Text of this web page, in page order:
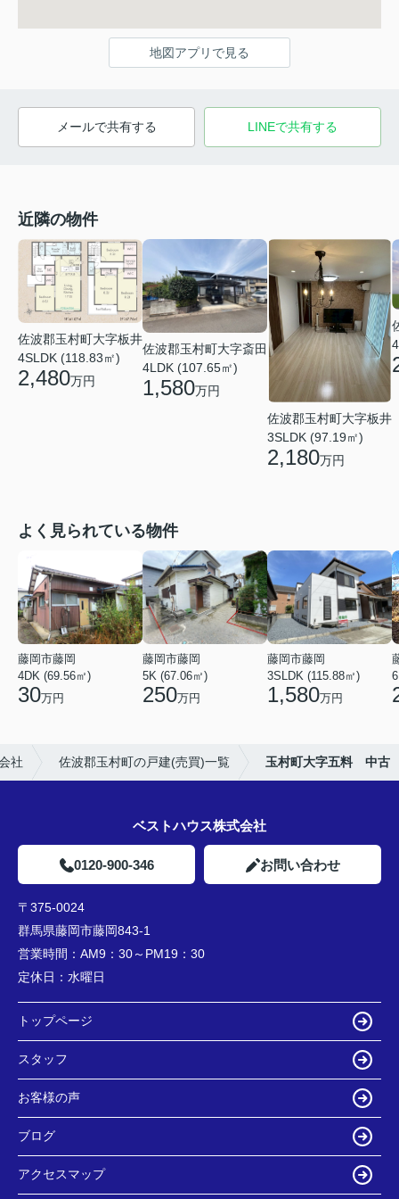
地図アプリで見る
メールで共有する LINEで共有する
近隣の物件
佐波郡玉村町大字板井
4SLDK (118.83㎡)
2,480万円
佐波郡玉村町大字斎田
4LDK (107.65㎡)
1,580万円
佐波郡玉村町大字板井
3SLDK (97.19㎡)
2,180万円
よく見られている物件
藤岡市藤岡
4DK (69.56㎡)
30万円
藤岡市藤岡
5K (67.06㎡)
250万円
藤岡市藤岡
3SLDK (115.88㎡)
1,580万円
社 佐波郡玉村町の戸建(売買)一覧 玉村町大字五料 中古
ベストハウス株式会社
0120-900-346 お問い合わせ
〒375-0024
群馬県藤岡市藤岡843-1
営業時間： AM9：30～PM19：30
定休日： 水曜日
トップページ
スタッフ
お客様の声
ブログ
アクセスマップ